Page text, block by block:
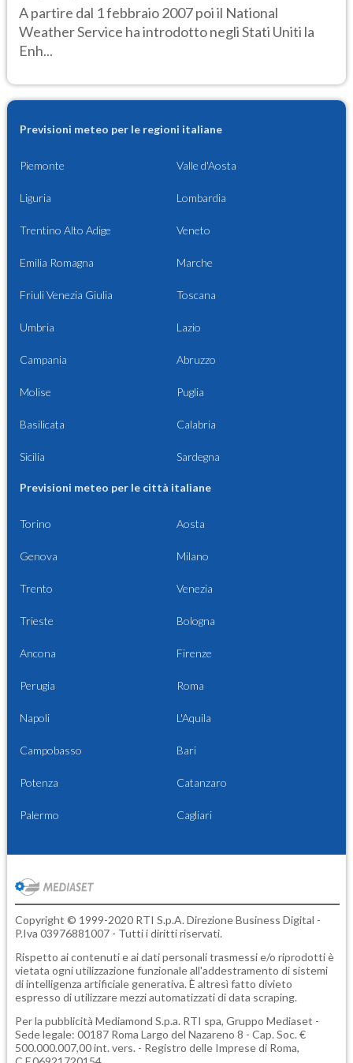
A partire dal 1 febbraio 2007 poi il National
Weather Service ha introdotto negli Stati Uniti la
Enh...
Previsioni meteo per le regioni italiane
Piemonte Valle d'Aosta
Liguria Lombardia
Trentino Alto Adige Veneto
Emilia Romagna Marche
Friuli Venezia Giulia Toscana
Umbria Lazio
Campania Abruzzo
Molise Puglia
Basilicata Calabria
Sicilia Sardegna
Previsioni meteo per le città italiane
Torino Aosta
Genova Milano
Trento Venezia
Trieste Bologna
Ancona Firenze
Perugia Roma
Napoli L'Aquila
Campobasso Bari
Potenza Catanzaro
Palermo Cagliari
Copyright © 1999-2020 RTI S.p.A. Direzione Business Digital -
P.Iva 03976881007 - Tutti i diritti riservati.
Rispetto ai contenuti e ai dati personali trasmessi e/o riprodotti è
vietata ogni utilizzazione funzionale all'addestramento di sistemi
di intelligenza artificiale generativa. È altresì fatto divieto
espresso di utilizzare mezzi automatizzati di data scraping.
Per la pubblicità Mediamond S.p.a. RTI spa, Gruppo Mediaset -
Sede legale: 00187 Roma Largo del Nazareno 8 - Cap. Soc. €
500.000.007,00 int. vers. - Registro delle Imprese di Roma,